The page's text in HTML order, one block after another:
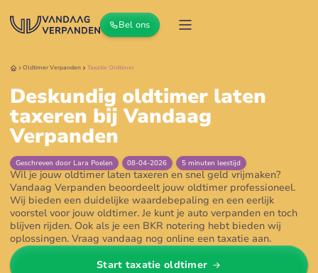
Bel ons
Oldtimer Verpanden Taxatie Oldtimer
Deskundig oldtimer laten
taxeren bij Vandaag
Verpanden
Geschreven door Lara Poelen 08-04-2026 5 minuten leestijd
Wil je jouw oldtimer laten taxeren en snel geld vrijmaken?
Vandaag Verpanden beoordeelt jouw oldtimer professioneel.
Wij bieden een duidelijke waardebepaling en een eerlijk
voorstel voor jouw oldtimer. Je kunt je auto verpanden en toch
blijven rijden. Ook als je een BKR notering hebt bieden wij
oplossingen. Vraag vandaag nog online een taxatie aan.
Start taxatie oldtimer